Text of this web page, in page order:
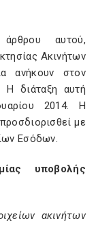
αυτού,
Ακινήτων
ανήκουν στον
Η διάταξη αυτή
2014. Η
με
Εσόδων.
υποβολής
ακινήτων